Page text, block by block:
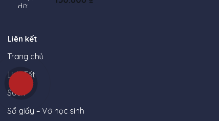
Liên kết
Trang chủ
Lịch Tết
Sách
Sổ giấy – Vở học sinh